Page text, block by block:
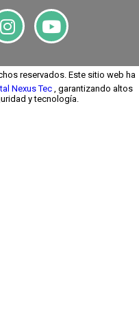
reservados. Este sitio web ha
Nexus Tec, garantizando altos
y tecnología.